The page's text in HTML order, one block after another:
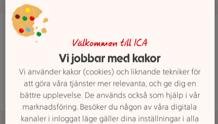
Mjälgavägen 2, Borlänge
Maxi ICA Stormarknad Borlänge är öppen nu,
Stänger 23
Hitta hit 0243 246100 Mejla butiken
Mer butiksinfo
Välkommen till ICA
Vi jobbar med kakor
Vi använder kakor (cookies) och liknande tekniker för
att göra våra tjänster mer relevanta, och ge dig en
bättre upplevelse. De används också som hjälp i vår
marknadsföring. Besöker du någon av våra digitala
kanaler i inloggat läge gäller dina inställningar i alla